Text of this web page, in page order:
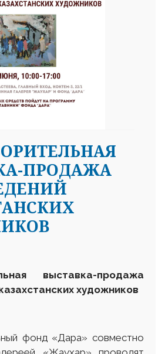
ПРОДАЖА
выставка-продажа
художников
фонд «Дара» совместно